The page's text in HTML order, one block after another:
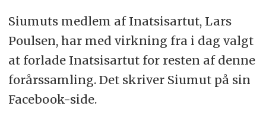
Siumuts medlem af Inatsisartut, Lars
Poulsen, har med virkning fra i dag valgt
at forlade Inatsisartut for resten af denne
forårssamling. Det skriver Siumut på sin
Facebook-side.